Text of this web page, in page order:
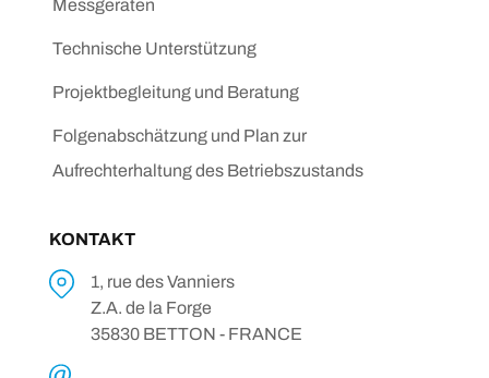
Messgeräten
Technische Unterstützung
Projektbegleitung und Beratung
Folgenabschätzung und Plan zur
Aufrechterhaltung des Betriebszustands
KONTAKT
1, rue des Vanniers
Z.A. de la Forge
35830 BETTON - FRANCE